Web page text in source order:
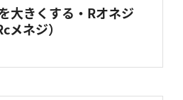
大きくする・Rオネジ
メネジ）